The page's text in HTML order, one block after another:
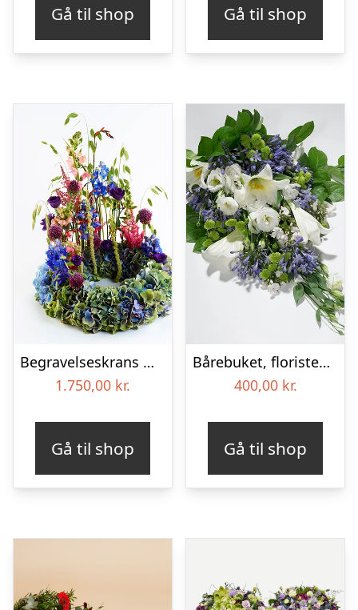
Gå til shop Gå til shop
Begravelseskrans med hortensia og farverige detaljer – Blomster til begravelse
1.750,00 kr.
Gå til shop
Bårebuket, floristens valg – Blomster til begravelse
400,00 kr.
Gå til shop